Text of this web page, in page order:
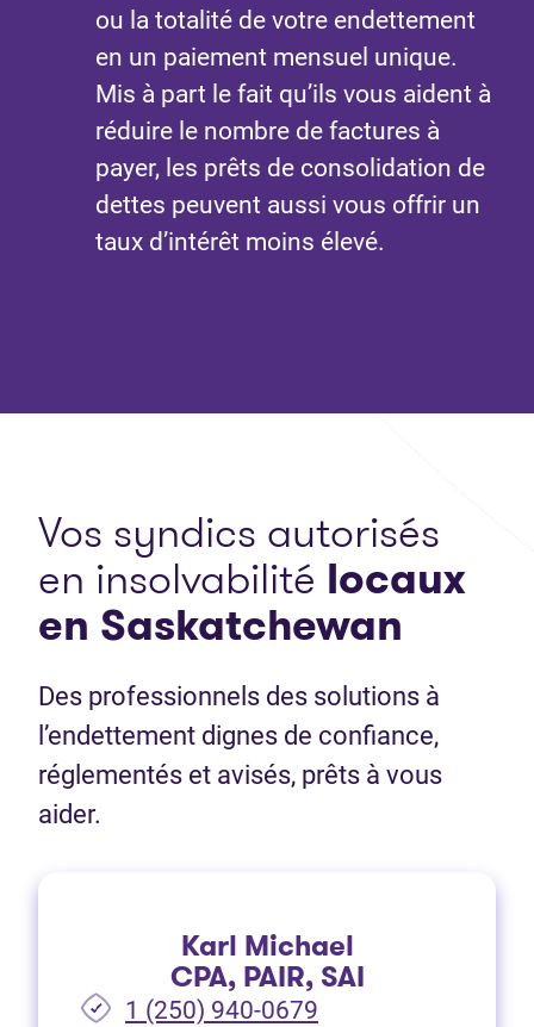
ou la totalité de votre endettement
en un paiement mensuel unique.
Mis à part le fait qu’ils vous aident à
réduire le nombre de factures à
payer, les prêts de consolidation de
dettes peuvent aussi vous offrir un
taux d’intérêt moins élevé.
Vos syndics autorisés
en insolvabilité locaux
en Saskatchewan
Des professionnels des solutions à
l’endettement dignes de confiance,
réglementés et avisés, prêts à vous
aider.
Karl Michael
CPA, PAIR, SAI
1 (250) 940-0679